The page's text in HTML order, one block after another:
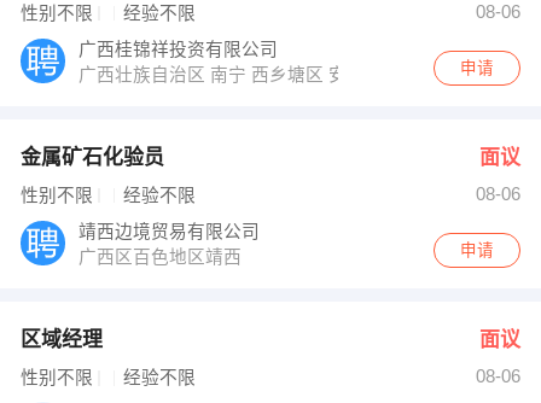
杨先生 发布 [会计主管 ] 招聘信息
【南宁市黎通洁具经营部 】 强势入驻
性别不限 经验不限
08-06
广西桂锦祥投资有限公司
广西壮族自治区 南宁 西乡塘区 安园东路南宁市荣宝龙钢
申请
金属矿石化验员 面议
性别不限 经验不限
08-06
靖西边境贸易有限公司
广西区百色地区靖西
申请
区域经理 面议
性别不限 经验不限
08-06